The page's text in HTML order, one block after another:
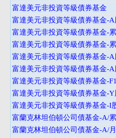
富達美元非投資等級債券基金
富達美元非投資等級債券基金-
富達美元非投資等級債券基金-
富達美元非投資等級債券基金-
富達美元非投資等級債券基金-
富達美元非投資等級債券基金-
富達美元非投資等級債券基金-
富達美元非投資等級債券基金-
富達美元非投資等級債券基金-I
富蘭克林坦伯頓公司債基金-A/
富蘭克林坦伯頓公司債基金-A/